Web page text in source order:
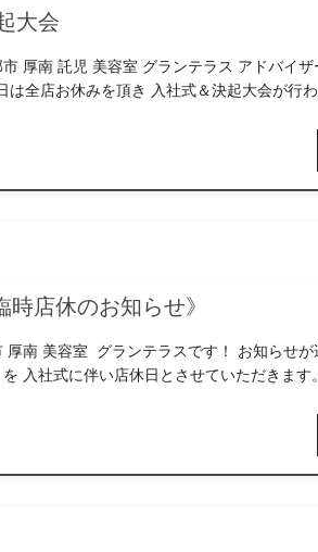
大会
厚南 託児 美容室 グランテラス アドバイ
全店お休みを頂き 入社式＆決起大会が行わ
店休のお知らせ》
厚南 美容室 グランテラスです！ お知らせが
入社式に伴い店休日とさせていただきます